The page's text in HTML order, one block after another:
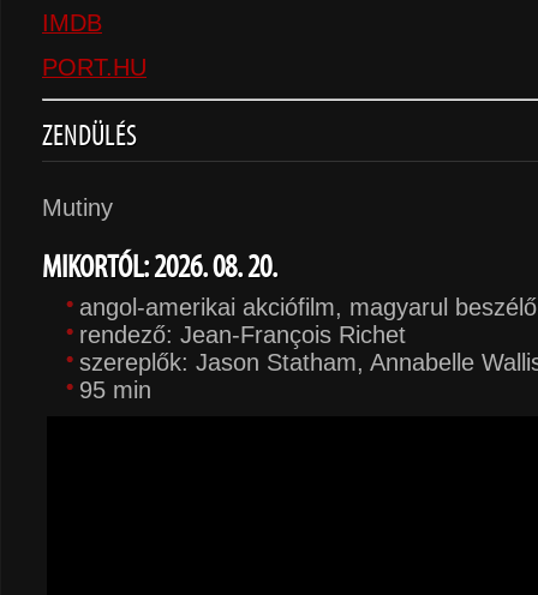
IMDB
PORT.HU
ZENDÜLÉS
Mutiny
MIKORTÓL: 2026. 08. 20.
angol-amerikai akciófilm, magyarul
rendező: Jean-François Richet
szereplők: Jason Statham, Annabelle
95 min